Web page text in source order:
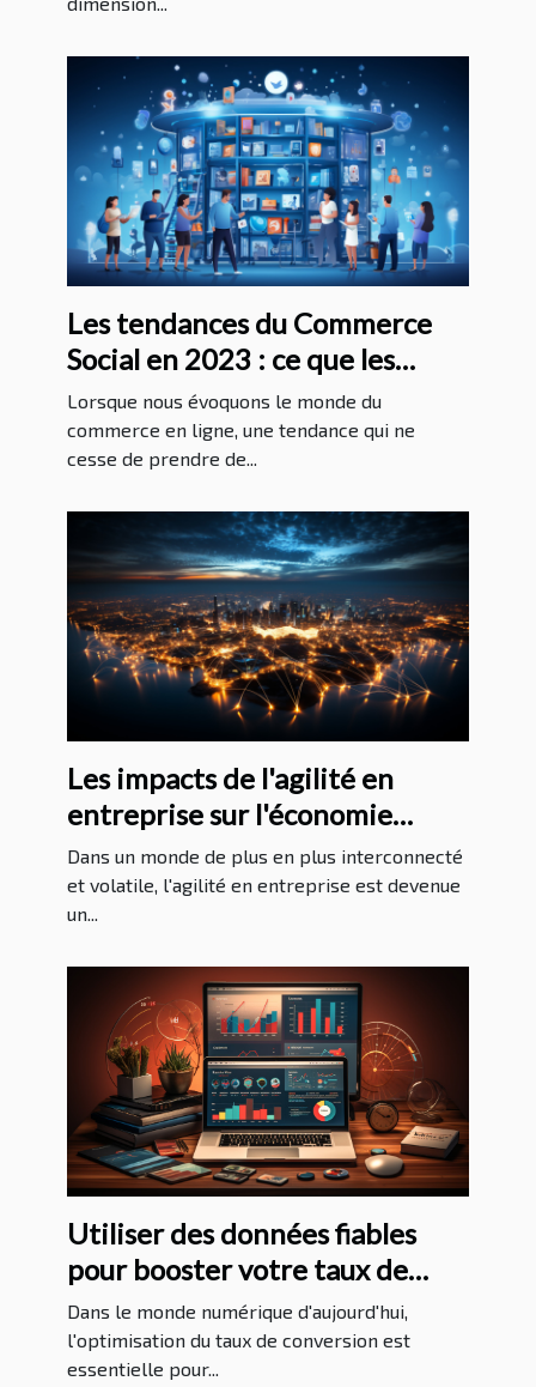
Les tendances du Commerce
Social en 2023 : ce que les
entreprises doivent savoir pour
réussir
Lorsque nous évoquons le monde du
commerce en ligne, une tendance qui ne
cesse de prendre de...
Les impacts de l'agilité en
entreprise sur l'économie
mondiale
Dans un monde de plus en plus interconnecté
et volatile, l'agilité en entreprise est devenue
un...
Utiliser des données fiables
pour booster votre taux de
conversion
Dans le monde numérique d'aujourd'hui,
l'optimisation du taux de conversion est
essentielle pour...